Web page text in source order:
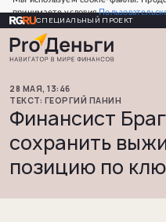
принимаете условия
СПЕЦИАЛЬНЫЙ ПРОЕКТ
28 МАЯ, 13:46
ГЕОРГИЙ ПАНИН
Финансист
сохранить
позицию по